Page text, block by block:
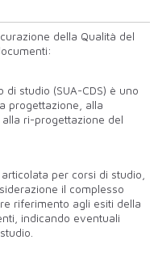
della Qualità del
di studio (SUA-CDS) è uno
progettazione, alla
ri-progettazione del
, articolata per corsi di studio,
il complesso
riferimento agli esiti della
indicando eventuali